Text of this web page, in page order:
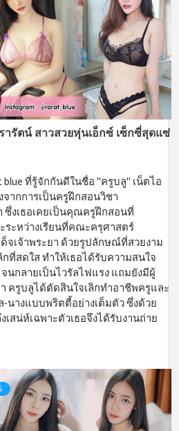
ารัตน์ สาวสวยหุ่นเอ็กซ์ เซ็กซี่สุดแซ่
blue ที่รู้จักกันดีในชื่อ "ครูบลู" เน็ตไอ
ากการเป็นครูฝึกสอนวิชา
งเธอเคยเป็นคุณครูฝึกสอนที่
ระหว่างเรียนที่คณะครุศาสตร์
จเจ้าพระยา ด้วยรูปลักษณ์ที่สวยงาม
ที่สดใส ทำให้เธอได้รับความสนใจ
นกลายเป็นไวรัลไฟแรง แถมยังมีผู้
ครูบลูได้ตัดสินใจเลิกทำอาชีพครูและ
นางแบบพริตตี้อย่างเต็มตัว ซึ่งด้วย
สน่ห์เฉพาะตัวเธอจึงได้รับงานถ่าย